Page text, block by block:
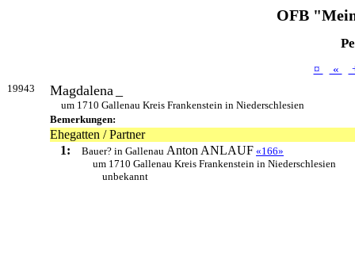
OFB
¤ «
19943 Magdalena
um 1710 Gallenau Kreis Frankenstein in Niederschlesien
Bemerkungen:
Ehegatten / Partner
1:
Bauer? in Gallenau Anton ANLAUF «166»
um 1710 Gallenau Kreis Frankenstein in Niederschlesien
unbekannt